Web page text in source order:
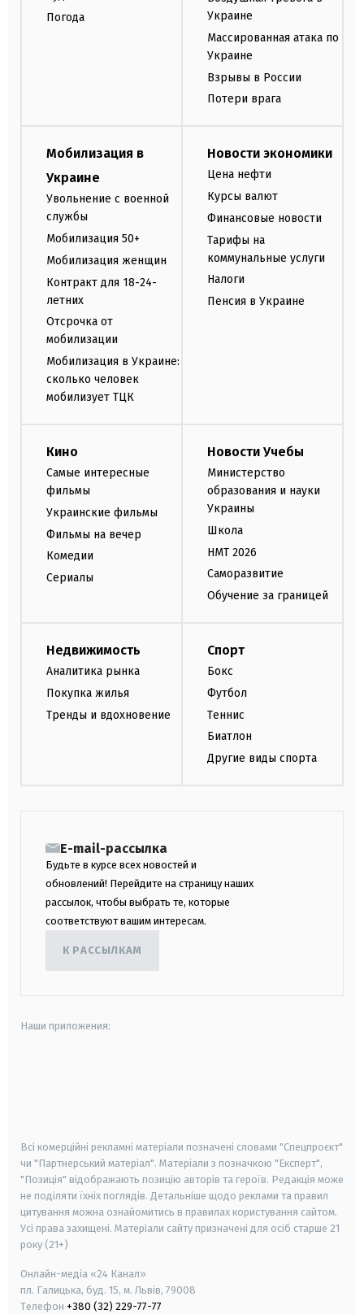
Погода
Украине
Массированная атака по
Украине
Взрывы в России
Потери врага
Мобилизация в
Украине
Увольнение с военной
службы
Мобилизация 50+
Мобилизация женщин
Контракт для 18-24-
летних
Отсрочка от
мобилизации
Мобилизация в Украине:
сколько человек
мобилизует ТЦК
Новости экономики
Цена нефти
Курсы валют
Финансовые новости
Тарифы на
коммунальные услуги
Налоги
Пенсия в Украине
Кино
Самые интересные
фильмы
Украинские фильмы
Фильмы на вечер
Комедии
Сериалы
Новости Учебы
Министерство
образования и науки
Украины
Школа
НМТ 2026
Саморазвитие
Обучение за границей
Недвижимость
Аналитика рынка
Покупка жилья
Тренды и вдохновение
Спорт
Бокс
Футбол
Теннис
Биатлон
Другие виды спорта
E-mail-рассылка
Будьте в курсе всех новостей и
обновлений! Перейдите на страницу наших
рассылок, чтобы выбрать те, которые
соответствуют вашим интересам.
К РАССЫЛКАМ
Наши приложения:
Всі комерційні рекламні матеріали позначені словами "Спецпроєкт"
чи "Партнерський матеріал". Матеріали з позначкою "Експерт",
"Позиція" відображають позицію авторів та героїв. Редакція може
не поділяти їхніх поглядів. Детальніше щодо реклами та правил
цитування можна ознайомитись в правилах користування сайтом.
Усі права захищені. Матеріали сайту призначені для осіб старше 21
року (21+)
Онлайн-медіа «24 Канал»
пл. Галицька, буд. 15, м. Львів, 79008
Телефон +380 (32) 229-77-77